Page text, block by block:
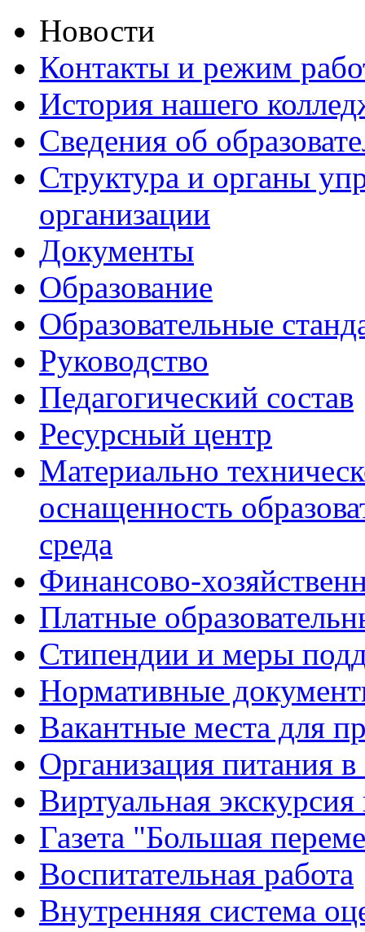
Новости
Контакты и режим
История нашего
Сведения об
Структура и органы
организации
Документы
Образование
Образовательные
Руководство
Педагогический состав
Ресурсный центр
Материально
оснащенность
среда
Финансово-
Платные
Стипендии и меры
Нормативные
Вакантные места для
Организация питания в
Виртуальная
Газета "Большая
Воспитательная работа
Внутренняя система